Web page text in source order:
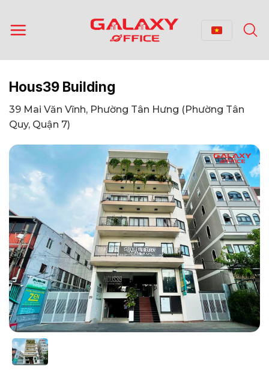
qua
nội
Hous39 Building
39 Mai Văn Vĩnh, Phường Tân Hưng (Phường Tân
Quy, Quận 7)